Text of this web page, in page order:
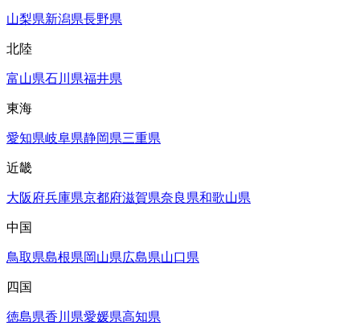
山梨県新潟県長野県
北陸
富山県石川県福井県
東海
愛知県岐阜県静岡県三重県
近畿
大阪府兵庫県京都府滋賀県奈良県和歌山県
中国
鳥取県島根県岡山県広島県山口県
四国
徳島県香川県愛媛県高知県